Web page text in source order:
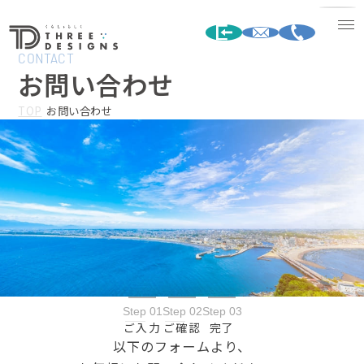
CONTACT
お問い合わせ
TOP お問い合わせ
Step 01
ご入力
Step 02
ご確認
Step 03
完了
以下のフォームより、